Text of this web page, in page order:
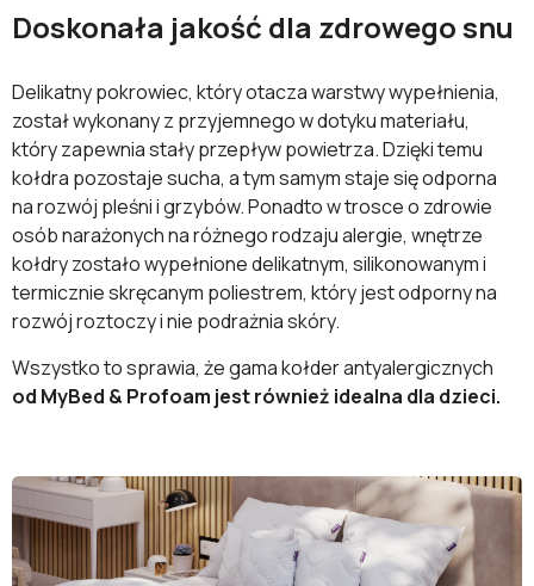
Doskonała jakość dla zdrowego snu
Delikatny pokrowiec, który otacza warstwy wypełnienia,
został wykonany z przyjemnego w dotyku materiału,
który zapewnia stały przepływ powietrza. Dzięki temu
kołdra pozostaje sucha, a tym samym staje się odporna
na rozwój pleśni i grzybów. Ponadto w trosce o zdrowie
osób narażonych na różnego rodzaju alergie, wnętrze
kołdry zostało wypełnione delikatnym, silikonowanym i
termicznie skręcanym poliestrem, który jest odporny na
rozwój roztoczy i nie podrażnia skóry.
Wszystko to sprawia, że gama kołder antyalergicznych
od MyBed & Profoam jest również idealna dla dzieci.